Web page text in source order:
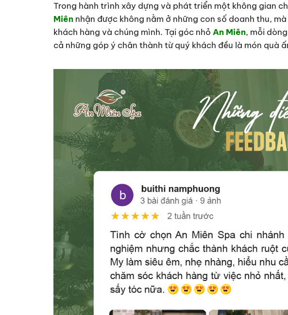
Trong hành trình xây dựng và phát triển một không gian
Miênnhận được không nằm ở những con số doanh thu,
khách hàng và chúng mình. Tại góc nhỏ An Miên, mỗi
cả những góp ý chân thành từ quý khách đều là món quà